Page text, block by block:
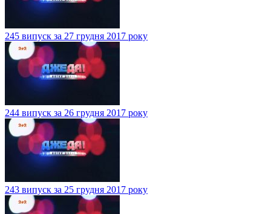
245 випуск за 27 грудня 2017 року
244 випуск за 26 грудня 2017 року
243 випуск за 25 грудня 2017 року